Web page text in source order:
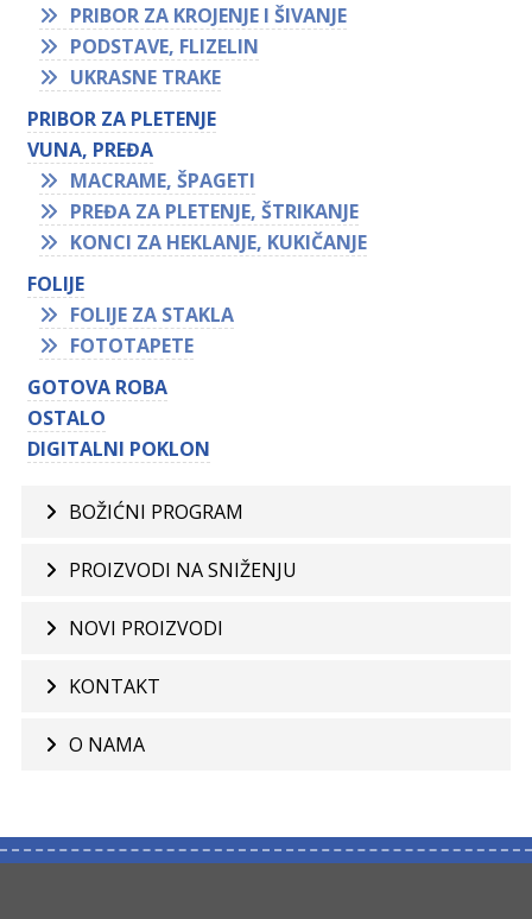
PRIBOR ZA KROJENJE I ŠIVANJE
PODSTAVE, FLIZELIN
UKRASNE TRAKE
PRIBOR ZA PLETENJE
VUNA, PREĐA
MACRAME, ŠPAGETI
PREĐA ZA PLETENJE, ŠTRIKANJE
KONCI ZA HEKLANJE, KUKIČANJE
FOLIJE
FOLIJE ZA STAKLA
FOTOTAPETE
GOTOVA ROBA
OSTALO
DIGITALNI POKLON
BOŽIĆNI PROGRAM
PROIZVODI NA SNIŽENJU
NOVI PROIZVODI
KONTAKT
O NAMA